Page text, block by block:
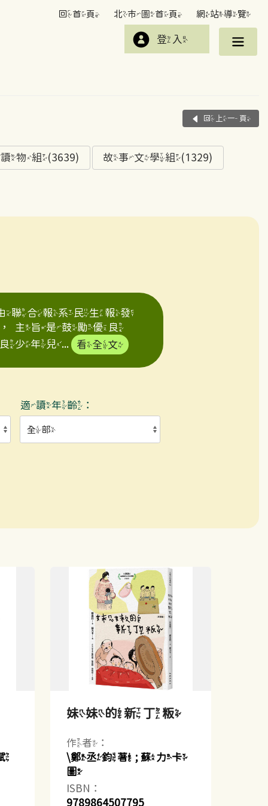
回首頁 北市圖首頁 網站導覽
登入
回上一頁
物組(3639) 故事文學組(1329)
聯合報系民生報發
主旨是鼓勵優良
少年兒...
看全文
適讀年齡：
妹妹的新丁粄
作者：
\鄭丞鈞著 ; 蘇力卡
圖
ISBN：
9789864507795